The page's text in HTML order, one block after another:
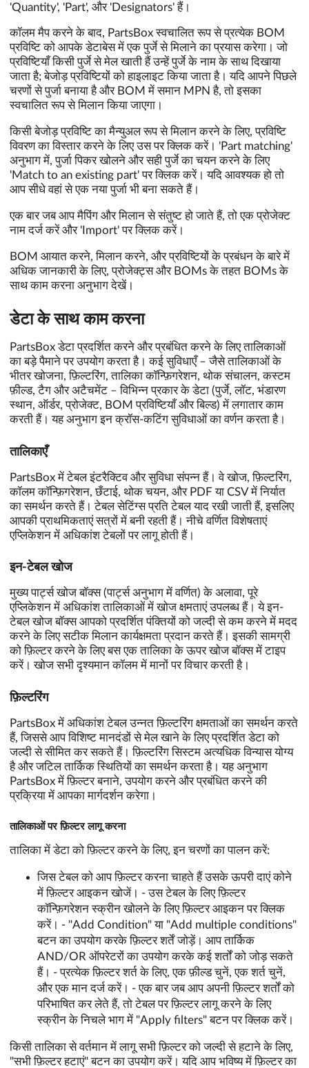
'Quantity', 'Part', और 'Designators' हैं।
कॉलम मैप करने के बाद, PartsBox स्वचालित रूप से प्रत्येक BOM
प्रविष्टि को आपके डेटाबेस में एक पुर्जे से मिलाने का प्रयास करेगा। जो
प्रविष्टियाँ किसी पुर्जे से मेल खाती हैं उन्हें पुर्जे के नाम के साथ दिखाया
जाता है; बेजोड़ प्रविष्टियों को हाइलाइट किया जाता है। यदि आपने पिछले
चरणों से पुर्जा बनाया है और BOM में समान MPN है, तो इसका
स्वचालित रूप से मिलान किया जाएगा।
किसी बेजोड़ प्रविष्टि का मैन्युअल रूप से मिलान करने के लिए, प्रविष्टि
विवरण का विस्तार करने के लिए उस पर क्लिक करें। 'Part matching'
अनुभाग में, पुर्जा पिकर खोलने और सही पुर्जे का चयन करने के लिए
'Match to an existing part' पर क्लिक करें। यदि आवश्यक हो तो
आप सीधे वहां से एक नया पुर्जा भी बना सकते हैं।
एक बार जब आप मैपिंग और मिलान से संतुष्ट हो जाते हैं, तो एक प्रोजेक्ट
नाम दर्ज करें और 'Import' पर क्लिक करें।
BOM आयात करने, मिलान करने, और प्रविष्टियों के प्रबंधन के बारे में
अधिक जानकारी के लिए, प्रोजेक्ट्स और BOMs के तहत BOMs के
साथ काम करना अनुभाग देखें।
डेटा के साथ काम करना
PartsBox डेटा प्रदर्शित करने और प्रबंधित करने के लिए तालिकाओं
का बड़े पैमाने पर उपयोग करता है। कई सुविधाएँ – जैसे तालिकाओं के
भीतर खोजना, फ़िल्टरिंग, तालिका कॉन्फ़िगरेशन, थोक संचालन, कस्टम
फ़ील्ड, टैग और अटैचमेंट – विभिन्न प्रकार के डेटा (पुर्जे, लॉट, भंडारण
स्थान, ऑर्डर, प्रोजेक्ट, BOM प्रविष्टियाँ और बिल्ड) में लगातार काम
करती हैं। यह अनुभाग इन क्रॉस-कटिंग सुविधाओं का वर्णन करता है।
तालिकाएँ
PartsBox में टेबल इंटरैक्टिव और सुविधा संपन्न हैं। वे खोज, फ़िल्टरिंग,
कॉलम कॉन्फ़िगरेशन, छँटाई, थोक चयन, और PDF या CSV में निर्यात
का समर्थन करते हैं। टेबल सेटिंग्स प्रति टेबल याद रखी जाती हैं, इसलिए
आपकी प्राथमिकताएं सत्रों में बनी रहती हैं। नीचे वर्णित विशेषताएं
एप्लिकेशन में अधिकांश टेबलों पर लागू होती हैं।
इन-टेबल खोज
मुख्य पार्ट्स खोज बॉक्स (पार्ट्स अनुभाग में वर्णित) के अलावा, पूरे
एप्लिकेशन में अधिकांश तालिकाओं में खोज क्षमताएं उपलब्ध हैं। ये इन-
टेबल खोज बॉक्स आपको प्रदर्शित पंक्तियों को जल्दी से कम करने में मदद
करने के लिए सटीक मिलान कार्यक्षमता प्रदान करते हैं। इसकी सामग्री
को फ़िल्टर करने के लिए बस एक तालिका के ऊपर खोज बॉक्स में टाइप
करें। खोज सभी दृश्यमान कॉलम में मानों पर विचार करती है।
फ़िल्टरिंग
PartsBox में अधिकांश टेबल उन्नत फ़िल्टरिंग क्षमताओं का समर्थन करते
हैं, जिससे आप विशिष्ट मानदंडों से मेल खाने के लिए प्रदर्शित डेटा को
जल्दी से सीमित कर सकते हैं। फ़िल्टरिंग सिस्टम अत्यधिक विन्यास योग्य
है और जटिल तार्किक स्थितियों का समर्थन करता है। यह अनुभाग
PartsBox में फ़िल्टर बनाने, उपयोग करने और प्रबंधित करने की
प्रक्रिया में आपका मार्गदर्शन करेगा।
तालिकाओं पर फ़िल्टर लागू करना
तालिका में डेटा को फ़िल्टर करने के लिए, इन चरणों का पालन करें:
जिस टेबल को आप फ़िल्टर करना चाहते हैं उसके ऊपरी दाएं कोने
में फ़िल्टर आइकन खोजें। - उस टेबल के लिए फ़िल्टर
कॉन्फ़िगरेशन स्क्रीन खोलने के लिए फ़िल्टर आइकन पर क्लिक
करें। - "Add Condition" या "Add multiple conditions"
बटन का उपयोग करके फ़िल्टर शर्तें जोड़ें। आप तार्किक
AND/OR ऑपरेटरों का उपयोग करके कई शर्तों को जोड़ सकते
हैं। - प्रत्येक फ़िल्टर शर्त के लिए, एक फ़ील्ड चुनें, एक शर्त चुनें,
और एक मान दर्ज करें। - एक बार जब आप अपनी फ़िल्टर शर्तों को
परिभाषित कर लेते हैं, तो टेबल पर फ़िल्टर लागू करने के लिए
स्क्रीन के निचले भाग में "Apply filters" बटन पर क्लिक करें।
किसी तालिका से वर्तमान में लागू सभी फ़िल्टर को जल्दी से हटाने के लिए,
"सभी फ़िल्टर हटाएं" बटन का उपयोग करें। यदि आप भविष्य में फ़िल्टर का